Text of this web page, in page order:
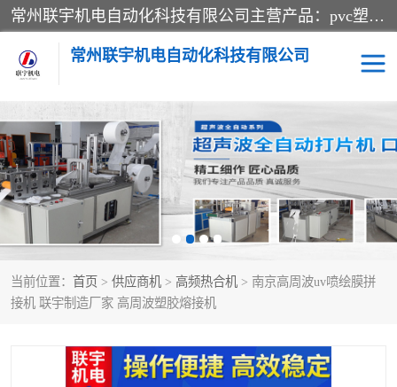
常州联宇机电自动化科技有限公司主营产品：pvc塑料焊机、高频热合机、软膜天花压边机、服装布料凹凸压花机、布料3d压印设备、服装植胶设备、超声波布料花边机、无纺布热合机、全自动压花机。
常州联宇机电自动化科技有限公司
当前位置： 首页 > 供应商机 > 高频热合机 > 南京高周波uv喷绘膜拼
接机 联宇制造厂家 高周波塑胶熔接机
压花定型机以及压花模具 超声波热合机
高频热合机 超声波花边机
超声波复合压花机 凹凸压花机压标机
3040凹凸压花机 双头服装凹凸压花机
高频压花压标机 自动超声波打片成型机